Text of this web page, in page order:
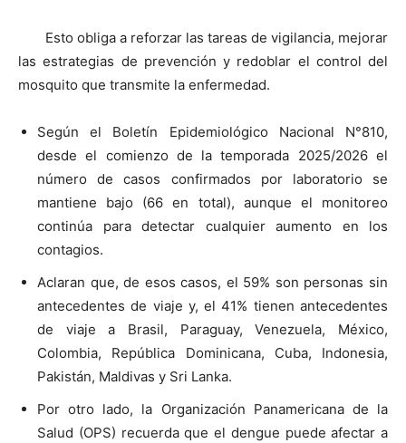
Esto obliga a reforzar las tareas de vigilancia, mejorar
las estrategias de prevención y redoblar el control del
mosquito que transmite la enfermedad.
Según el Boletín Epidemiológico Nacional N°810,
desde el comienzo de la temporada 2025/2026 el
número de casos confirmados por laboratorio se
mantiene bajo (66 en total), aunque el monitoreo
continúa para detectar cualquier aumento en los
contagios.
Aclaran que, de esos casos, el 59% son personas sin
antecedentes de viaje y, el 41% tienen antecedentes
de viaje a Brasil, Paraguay, Venezuela, México,
Colombia, República Dominicana, Cuba, Indonesia,
Pakistán, Maldivas y Sri Lanka.
Por otro lado, la Organización Panamericana de la
Salud (OPS) recuerda que el dengue puede afectar a